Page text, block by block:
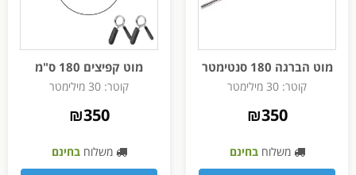
מוט הברגה 180 סנטימטר
קוטר: 30 מילימטר
₪350
משלוחבחינם
מוט קפיצים 180 ס"מ
קוטר: 30 מילימטר
₪350
משלוחבחינם